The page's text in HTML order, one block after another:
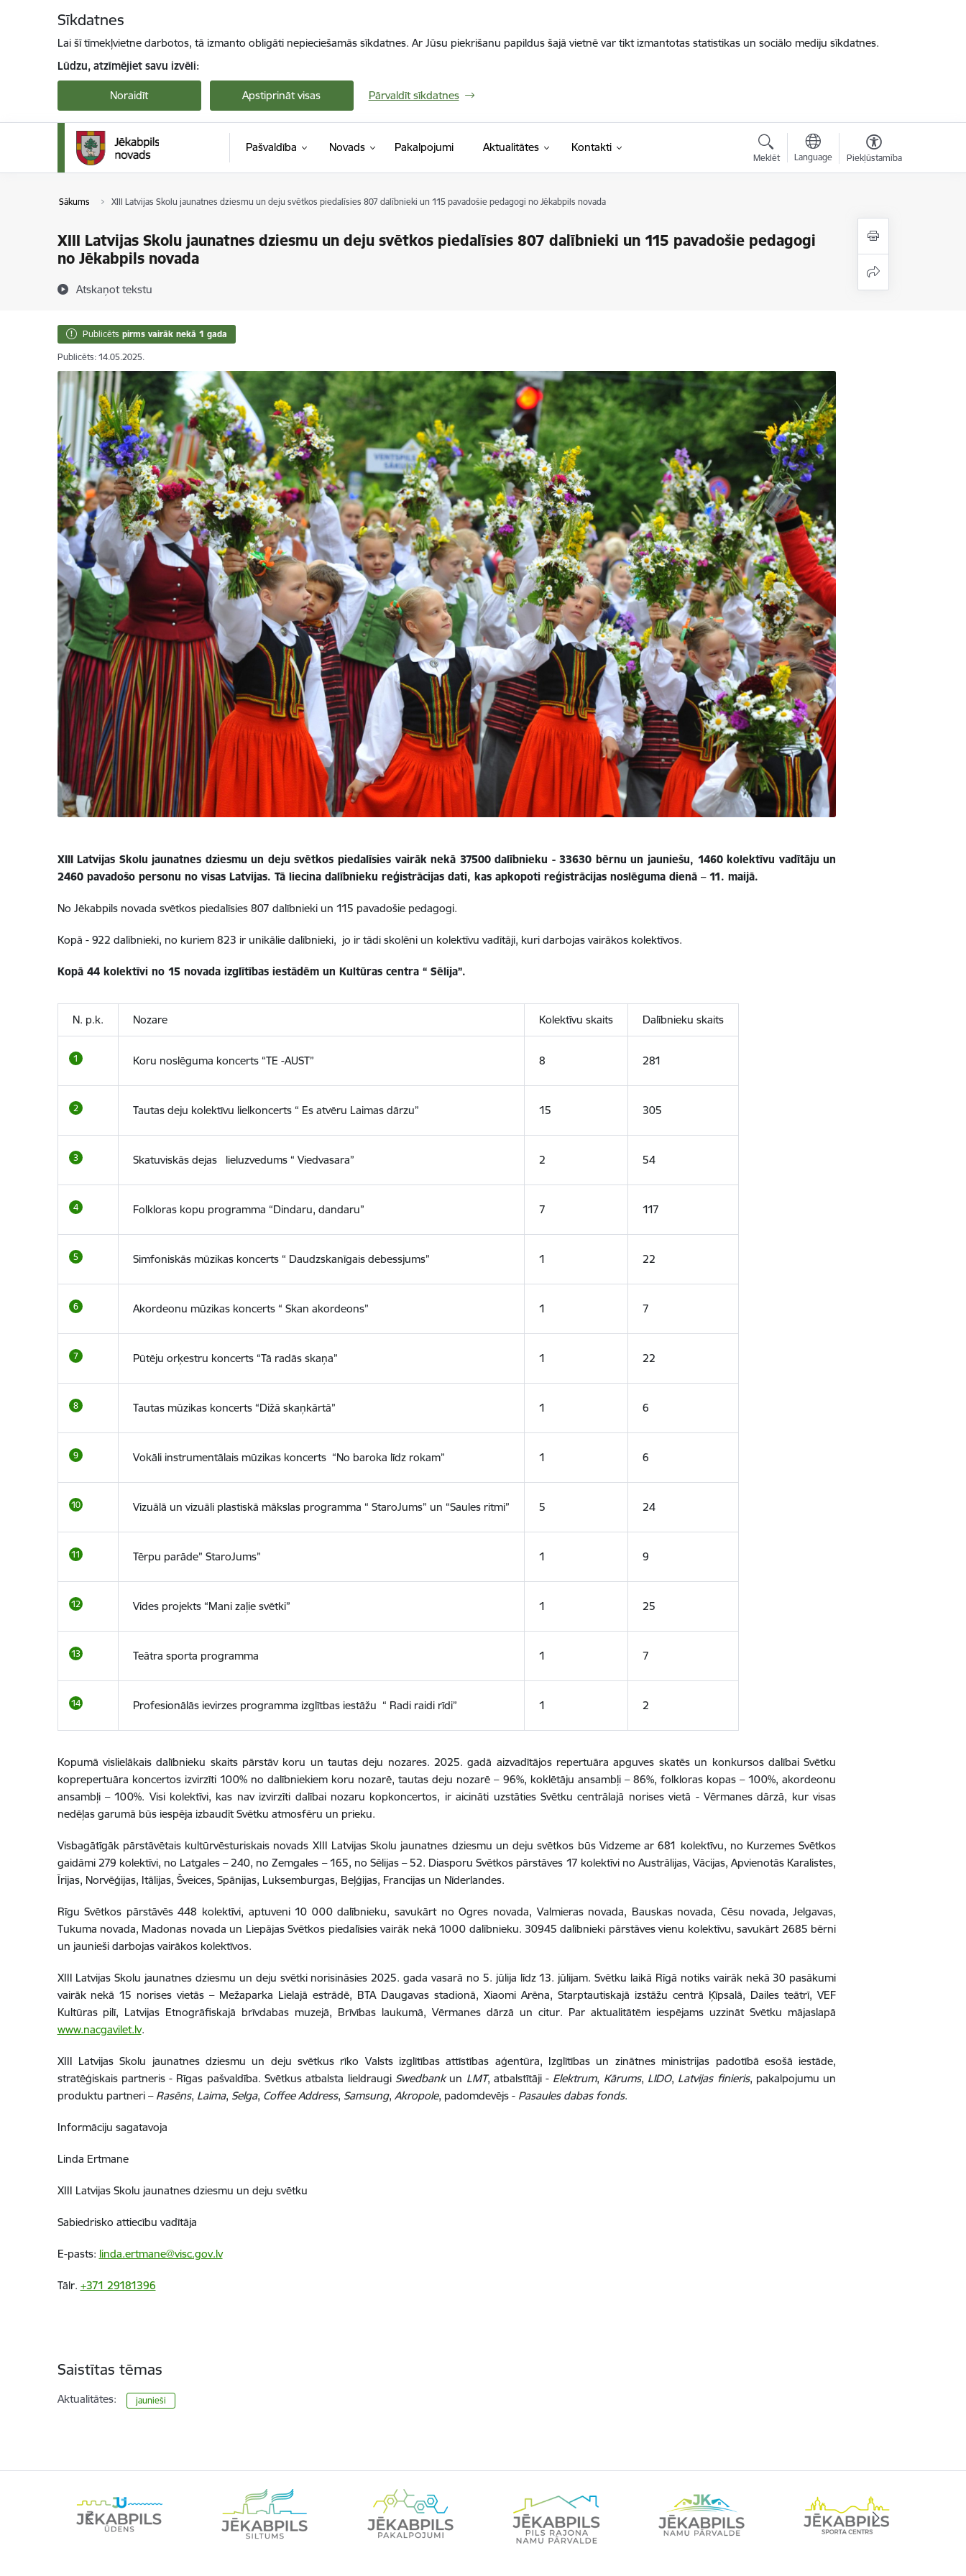
Sīkdatnes
Lai šī tīmekļvietne darbotos, tā izmanto obligāti nepieciešamās sīkdatnes. Ar Jūsu piekrišanu papildus šajā vietnē var tikt izmantotas statistikas un sociālo mediju sīkdatnes.
Lūdzu, atzīmējiet savu izvēli:
Noraidīt Apstiprināt visas Pārvaldīt sīkdatnes
Pašvaldība Novads Pakalpojumi Aktualitātes Kontakti
Meklēt Language Piekļūstamība
Sākums XIII Latvijas Skolu jaunatnes dziesmu un deju svētkos piedalīsies 807 dalībnieki un 115 pavadošie pedagogi no Jēkabpils novada
XIII Latvijas Skolu jaunatnes dziesmu un deju svētkos piedalīsies 807 dalībnieki un 115 pavadošie pedagogi
no Jēkabpils novada
Atskaņot tekstu
Publicēts pirms vairāk nekā 1 gada
Publicēts: 14.05.2025.
XIII Latvijas Skolu jaunatnes dziesmu un deju svētkos piedalīsies vairāk nekā 37500 dalībnieku - 33630 bērnu un jauniešu, 1460 kolektīvu vadītāju un
2460 pavadošo personu no visas Latvijas. Tā liecina dalībnieku reģistrācijas dati, kas apkopoti reģistrācijas noslēguma dienā – 11. maijā.
No Jēkabpils novada svētkos piedalīsies 807 dalībnieki un 115 pavadošie pedagogi.
Kopā - 922 dalībnieki, no kuriem 823 ir unikālie dalībnieki, jo ir tādi skolēni un kolektīvu vadītāji, kuri darbojas vairākos kolektīvos.
Kopā 44 kolektīvi no 15 novada izglītības iestādēm un Kultūras centra “ Sēlija”.
N. p.k. Nozare Kolektīvu skaits Dalībnieku skaits
Koru noslēguma koncerts “TE -AUST” 8 281
Tautas deju kolektīvu lielkoncerts “ Es atvēru Laimas dārzu” 15 305
Skatuviskās dejas lieluzvedums “ Viedvasara” 2 54
Folkloras kopu programma “Dindaru, dandaru” 7 117
Simfoniskās mūzikas koncerts “ Daudzskanīgais debessjums” 1 22
Akordeonu mūzikas koncerts “ Skan akordeons” 1 7
Pūtēju orķestru koncerts “Tā radās skaņa” 1 22
Tautas mūzikas koncerts “Dižā skaņkārtā” 1 6
Vokāli instrumentālais mūzikas koncerts “No baroka līdz rokam” 1 6
Vizuālā un vizuāli plastiskā mākslas programma “ StaroJums” un “Saules ritmi” 5 24
Tērpu parāde” StaroJums” 1 9
Vides projekts “Mani zaļie svētki” 1 25
Teātra sporta programma 1 7
Profesionālās ievirzes programma izglītbas iestāžu “ Radi raidi rīdi” 1 2
Kopumā vislielākais dalībnieku skaits pārstāv koru un tautas deju nozares. 2025. gadā aizvadītājos repertuāra apguves skatēs un konkursos dalībai Svētku
koprepertuāra koncertos izvirzīti 100% no dalībniekiem koru nozarē, tautas deju nozarē – 96%, koklētāju ansambļi – 86%, folkloras kopas – 100%, akordeonu
ansambļi – 100%. Visi kolektīvi, kas nav izvirzīti dalībai nozaru kopkoncertos, ir aicināti uzstāties Svētku centrālajā norises vietā - Vērmanes dārzā, kur visas
nedēļas garumā būs iespēja izbaudīt Svētku atmosfēru un prieku.
Visbagātīgāk pārstāvētais kultūrvēsturiskais novads XIII Latvijas Skolu jaunatnes dziesmu un deju svētkos būs Vidzeme ar 681 kolektīvu, no Kurzemes Svētkos
gaidāmi 279 kolektīvi, no Latgales – 240, no Zemgales – 165, no Sēlijas – 52. Diasporu Svētkos pārstāves 17 kolektīvi no Austrālijas, Vācijas, Apvienotās Karalistes,
Īrijas, Norvēģijas, Itālijas, Šveices, Spānijas, Luksemburgas, Beļģijas, Francijas un Nīderlandes.
Rīgu Svētkos pārstāvēs 448 kolektīvi, aptuveni 10 000 dalībnieku, savukārt no Ogres novada, Valmieras novada, Bauskas novada, Cēsu novada, Jelgavas,
Tukuma novada, Madonas novada un Liepājas Svētkos piedalīsies vairāk nekā 1000 dalībnieku. 30945 dalībnieki pārstāves vienu kolektīvu, savukārt 2685 bērni
un jaunieši darbojas vairākos kolektīvos.
XIII Latvijas Skolu jaunatnes dziesmu un deju svētki norisināsies 2025. gada vasarā no 5. jūlija līdz 13. jūlijam. Svētku laikā Rīgā notiks vairāk nekā 30 pasākumi
vairāk nekā 15 norises vietās – Mežaparka Lielajā estrādē, BTA Daugavas stadionā, Xiaomi Arēna, Starptautiskajā izstāžu centrā Ķīpsalā, Dailes teātrī, VEF
Kultūras pilī, Latvijas Etnogrāfiskajā brīvdabas muzejā, Brīvības laukumā, Vērmanes dārzā un citur. Par aktualitātēm iespējams uzzināt Svētku mājaslapā
www.nacgavilet.lv.
XIII Latvijas Skolu jaunatnes dziesmu un deju svētkus rīko Valsts izglītības attīstības aģentūra, Izglītības un zinātnes ministrijas padotībā esošā iestāde,
stratēģiskais partneris - Rīgas pašvaldība. Svētkus atbalsta lieldraugi Swedbankun LMT, atbalstītāji - Elektrum, Kārums, LIDO, Latvijas finieris, pakalpojumu un
produktu partneri – Rasēns, Laima, Selga, Coffee Address, Samsung, Akropole, padomdevējs - Pasaules dabas fonds.
Informāciju sagatavoja
Linda Ertmane
XIII Latvijas Skolu jaunatnes dziesmu un deju svētku
Sabiedrisko attiecību vadītāja
E-pasts: linda.ertmane@visc.gov.lv
Tālr. +371 29181396
Saistītas tēmas
Aktualitātes: jaunieši